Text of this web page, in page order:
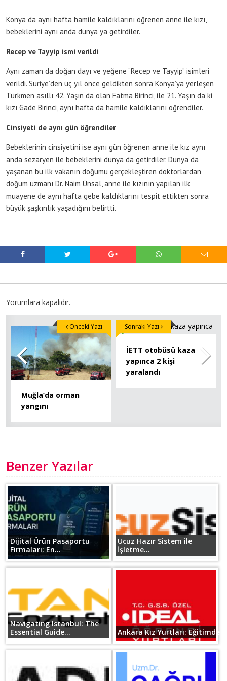
Konya da aynı hafta hamile kaldıklarını öğrenen anne ile kızı,
bebeklerini aynı anda dünya ya getirdiler.
Recep ve Tayyip ismi verildi
Aynı zaman da doğan dayı ve yeğene “Recep ve Tayyip” isimleri
verildi. Suriye’den üç yıl önce geldikten sonra Konya’ya yerleşen
Türkmen asıllı 42. Yaşın da olan Fatma Birinci, ile 21. Yaşın da ki
kızı Gade Birinci, aynı hafta da hamile kaldıklarını öğrendiler.
Cinsiyeti de aynı gün öğrendiler
Bebeklerinin cinsiyetini ise aynı gün öğrenen anne ile kız aynı
anda sezaryen ile bebeklerini dünya da getirdiler. Dünya da
yaşanan bu ilk vakanın doğumu gerçekleştiren doktorlardan
doğum uzmanı Dr. Naim Ünsal, anne ile kızının yapılan ilk
muayene de aynı hafta gebe kaldıklarını tespit ettikten sonra
büyük şaşkınlık yaşadığını belirtti.
Yorumlara kapalıdır.
Muğla’da orman
yangını
Önceki Yazı
İETT otobüsü kaza
yapınca 2 kişi
yaralandı
Sonraki Yazı
Benzer Yazılar
Dijital Ürün Pasaportu
Firmaları: En...
Ucuz Hazır Sistem ile
İşletme...
Navigating Istanbul: The
Essential Guide...
Ankara Kız Yurtları: Eğitimde